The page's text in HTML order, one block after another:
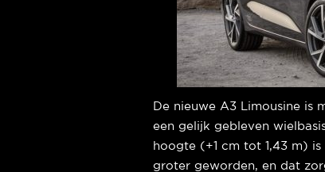
De nieuwe A3 Limousine
een gelijk gebleven
hoogte (+1 cm tot 1,43 m)
groter geworden, en dat